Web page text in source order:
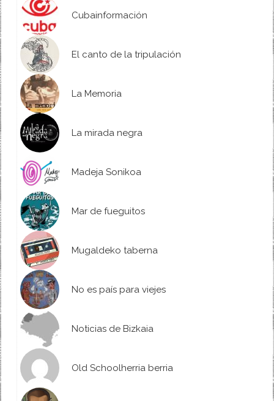
Cubainformación
El canto de la tripulación
La Memoria
La mirada negra
Madeja Sonikoa
Mar de fueguitos
Mugaldeko taberna
No es país para viejes
Noticias de Bizkaia
Old Schoolherria berria